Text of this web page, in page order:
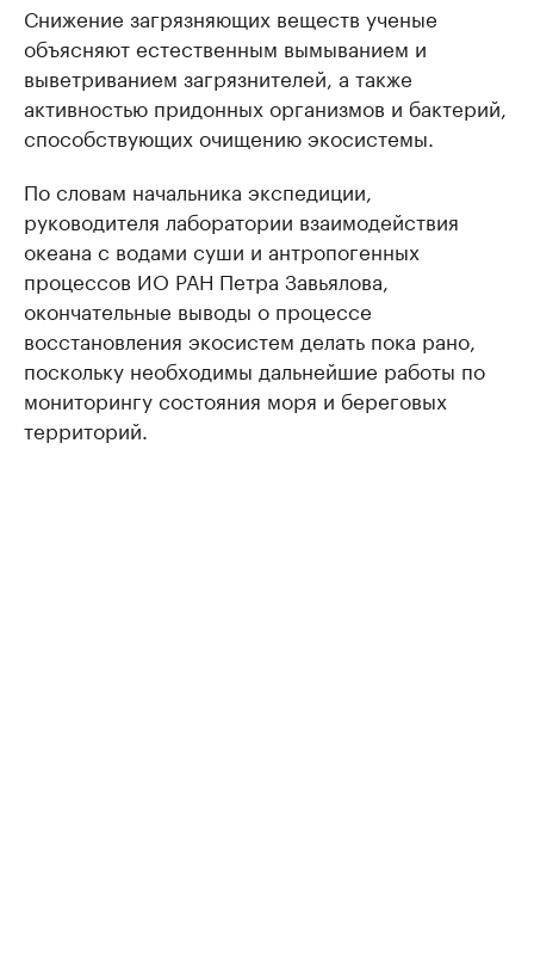
Снижение загрязняющих веществ ученые
объясняют естественным вымыванием и
выветриванием загрязнителей, а также
активностью придонных организмов и бактерий,
способствующих очищению экосистемы.
По словам начальника экспедиции,
руководителя лаборатории взаимодействия
океана с водами суши и антропогенных
процессов ИО РАН Петра Завьялова,
окончательные выводы о процессе
восстановления экосистем делать пока рано,
поскольку необходимы дальнейшие работы по
мониторингу состояния моря и береговых
территорий.